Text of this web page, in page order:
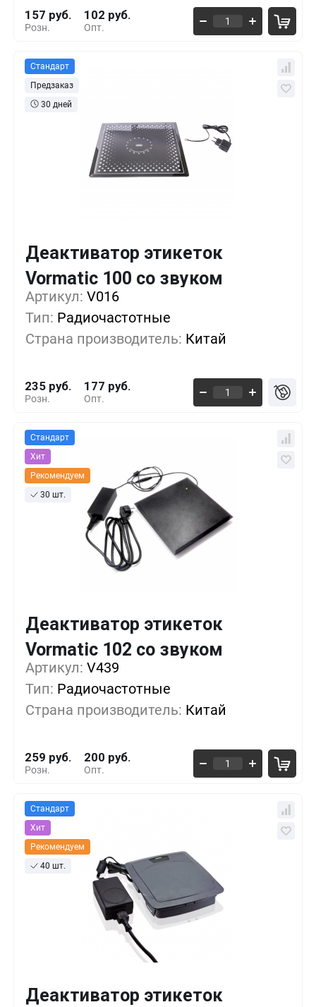
Розн.
157 руб.
Опт.
102 руб.
Стандарт
Предзаказ
30 дней
Деактиватор этикеток
Vormatic 100 со звуком
Артикул: V016
Тип: Радиочастотные
Страна производитель: Китай
Розн.
235 руб.
Опт.
177 руб.
1+ 0%
5+ -7%
10+ -18%
Стандарт
Хит
Рекомендуем
30 шт.
Деактиватор этикеток
Vormatic 102 со звуком
Артикул: V439
Тип: Радиочастотные
Страна производитель: Китай
Розн.
259 руб.
Опт.
200 руб.
1+ 0%
5+ -7%
10+ -16%
Стандарт
Хит
Рекомендуем
40 шт.
Деактиватор этикеток